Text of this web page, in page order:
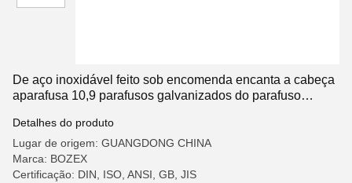
De aço inoxidável feito sob encomenda encanta a cabeça
aparafusa 10,9 parafusos galvanizados do parafuso
Detalhes do produto
Lugar de origem: GUANGDONG CHINA
Marca: BOZEX
Certificação: DIN, ISO, ANSI, GB, JIS